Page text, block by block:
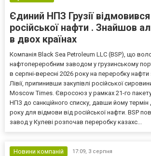
Єдиний НПЗ Грузії відмовився
російської нафти . Знайшов
в двох країнах
Компанія Black Sea Petroleum LLC (BSP), що
нафтопереробним заводом у грузинському
в серпні-вересні 2026 року на переробку нафти
Лівії, припинивши закупівлі російської
Moscow Times. Євросоюз у рамках 21-го
НПЗ до санкційного списку, давши йому термін
року для відмови від російської нафти. BSP
завод у Кулеві розпочав переробку казахс...
Новини компаній 17:09, 3 серпня